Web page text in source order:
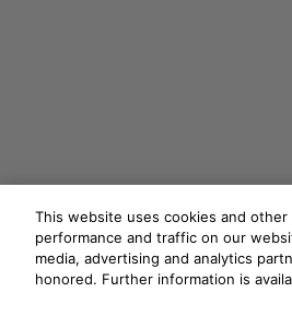
This website uses cookies and
performance and traffic on our
media, advertising and analytics
honored. Further information is